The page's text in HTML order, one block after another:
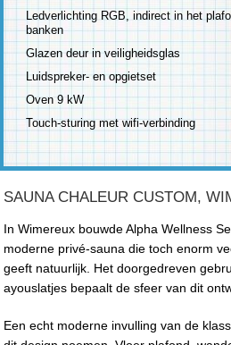
Ledverlichting RGB, indirect in het
banken
Glazen deur in veiligheidsglas
Luidspreker- en opgietset
Oven 9 kW
Touch-sturing met wifi-verbinding
SAUNA CHALEUR CUSTOM,
In Wimereux bouwde Alpha Wellness
moderne privé-sauna die toch enorm
geeft natuurlijk. Het doorgedreven
ayouslatjes bepaalt de sfeer van dit
Een echt moderne invulling van de